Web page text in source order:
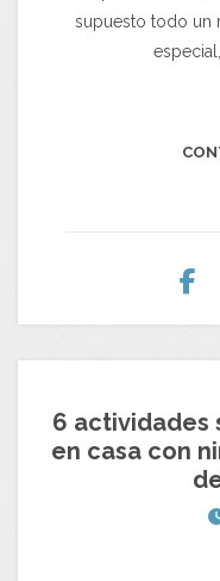
supuesto todo un
6 actividades
en casa con